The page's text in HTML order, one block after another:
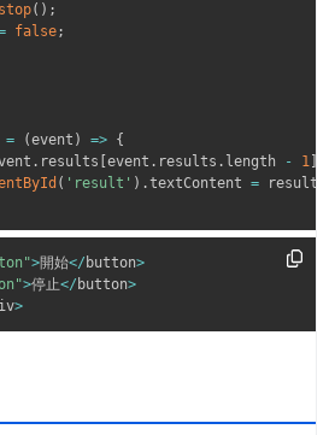
stop( ) ;
false;
= (event ) => {
. results event . results . length - 1
( 'result' ) .textContent = result
>開始</ button>
>停止</ button>
>